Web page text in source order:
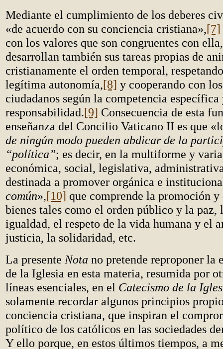
Mediante el cumplimiento de los deberes
«de acuerdo con su conciencia cristiana»,[7]
con los valores que son congruentes con
desarrollan también sus tareas propias de
cristianamente el orden temporal,
legítima autonomía,[8] y cooperando con
ciudadanos según la competencia
responsabilidad.[9] Consecuencia de esta
enseñanza del Concilio Vaticano II es que
de ningún modo pueden abdicar de la
“política”; es decir, en la multiforme y
económica, social, legislativa,
destinada a promover orgánica e
común»,[10] que comprende la promoción y
bienes tales como el orden público y la
igualdad, el respeto de la vida humana y el
justicia, la solidaridad, etc.
La presente Nota no pretende reproponer la
de la Iglesia en esta materia, resumida por
líneas esenciales, en el Catecismo de la
solamente recordar algunos principios
conciencia cristiana, que inspiran el
político de los católicos en las sociedades
Y ello porque, en estos últimos tiempos, a